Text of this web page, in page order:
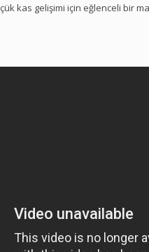
kas gelişimi için eğlenceli bir